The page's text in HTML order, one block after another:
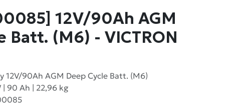
12V/90Ah AGM
Batt. (M6) - VICTRON
12V/90Ah AGM Deep Cycle Batt. (M6)
| 90 Ah | 22,96 kg